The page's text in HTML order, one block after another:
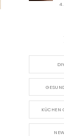
DIY
KÜCHEN